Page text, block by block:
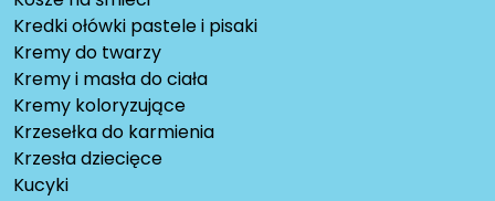
Kredki ołówki pastele i pisaki
Kremy do twarzy
Kremy i masła do ciała
Kremy koloryzujące
Krzesełka do karmienia
Krzesła dziecięce
Kucyki